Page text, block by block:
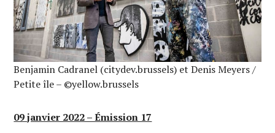
Benjamin Cadranel (citydev.brussels) et Denis Meyers /
Petite île – ©yellow.brussels
09 janvier 2022 – Émission 17